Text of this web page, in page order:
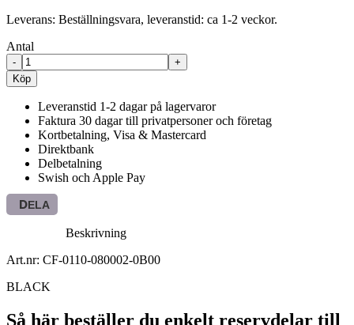
Leverans: Beställningsvara, leveranstid: ca 1-2 veckor.
Antal
-
+
Köp
Leveranstid 1-2 dagar på lagervaror
Faktura 30 dagar till privatpersoner och företag
Kortbetalning, Visa & Mastercard
Direktbank
Delbetalning
Swish och Apple Pay
DELA
Beskrivning
Art.nr: CF-0110-080002-0B00
BLACK
Så här beställer du enkelt reservdelar till